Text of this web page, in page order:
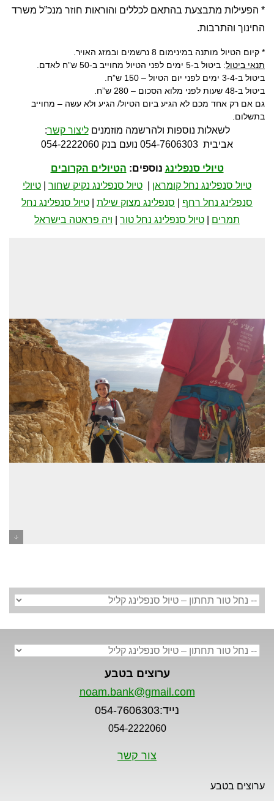
* הפעילות מתבצעת בהתאם לכללים והוראות חוזר מנכ”ל משרד
החינוך והתרבות.
* קיום הטיול מותנה במינימום 8 נרשמים ובמזג האויר.
תנאי ביטול: ביטול ב-5 ימים לפני הטיול מחוייב ב-50 ש”ח לאדם.
ביטול ב-3-4 ימים לפני יום הטיול – 150 ש”ח.
ביטול ב-48 שעות לפני מלוא הסכום – 280 ש”ח.
גם אם רק אחד מכם לא הגיע ביום הטיול/ הגיע ולא עשה – מחוייב
בתשלום.
לשאלות נוספות ולהרשמה מוזמניםליצור קשר:
אביבית 054-7606303 נועם בנק 054-2222060
טיולי סנפלינג נוספים: הטיולים הקרובים
טיול סנפלינג נחל קומראן
טיול סנפלינג נקיק שחור
טיולי
סנפלינג נחל רחף
סנפלינג מצוק שילת
טיול סנפלינג נחל
תמרים
טיול סנפלינג נחל טור ויה פראטה בישראל
ערוצים בטבע
noam.bank@gmail.com
נייד:054-7606303
054-2222060
צור קשר
ערוצים בטבע